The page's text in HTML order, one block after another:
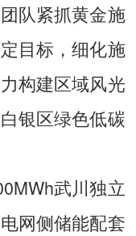
队紧抓黄金施
目标，细化施
构建区域风光
银区绿色低碳
武川独立
网侧储能配套